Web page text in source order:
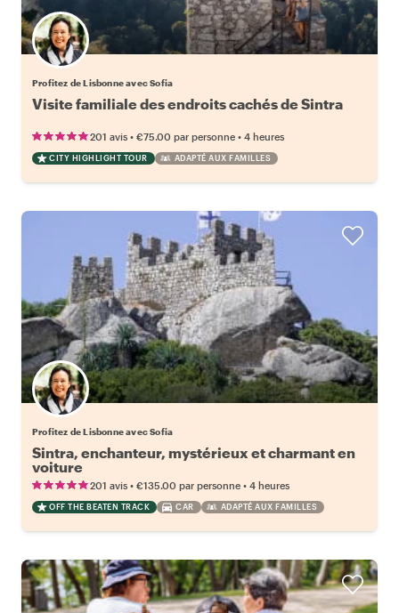
Profitez de Lisbonne avec Sofia
Visite familiale des endroits cachés de Sintra
201 avis • €75.00 par personne • 4 heures
CITY HIGHLIGHT TOUR ADAPTÉ AUX FAMILLES
Profitez de Lisbonne avec Sofia
Sintra, enchanteur, mystérieux et charmant en
voiture
201 avis • €135.00 par personne • 4 heures
OFF THE BEATEN TRACK CAR ADAPTÉ AUX FAMILLES